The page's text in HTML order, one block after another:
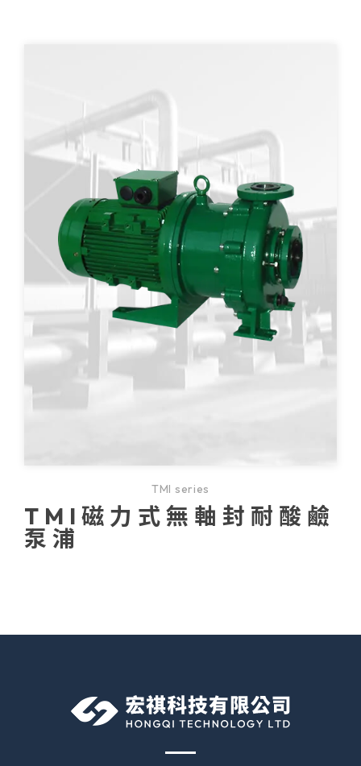
TMI series
TMI磁力式無軸封耐酸鹼
泵浦